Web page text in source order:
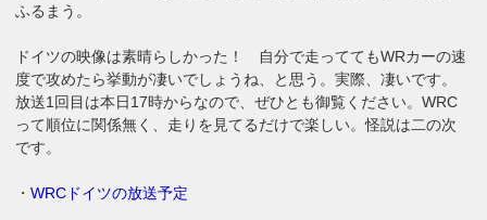
ふるまう。
ドイツの映像は素晴らしかった！ 自分で走っててもWRカーの速
度で攻めたら挙動が凄いでしょうね、と思う。実際、凄いです。
放送1回目は本日17時からなので、ぜひとも御覧ください。WRC
って順位に関係無く、走りを見てるだけで楽しい。怪説は二の次
です。
・WRCドイツの放送予定